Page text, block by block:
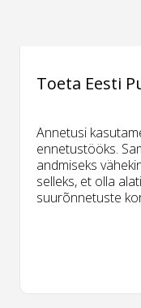
Toeta Eesti
Annetusi
ennetustööks.
andmiseks
selleks, et olla
suurõnnetuste